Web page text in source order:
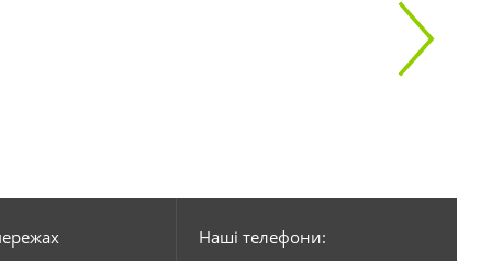
Наші телефони: